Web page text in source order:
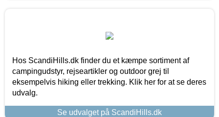
Hos ScandiHills.dk finder du et kæmpe sortiment af
campingudstyr, rejseartikler og outdoor grej til
eksempelvis hiking eller trekking. Klik her for at se deres
udvalg.
Se udvalget på ScandiHills.dk